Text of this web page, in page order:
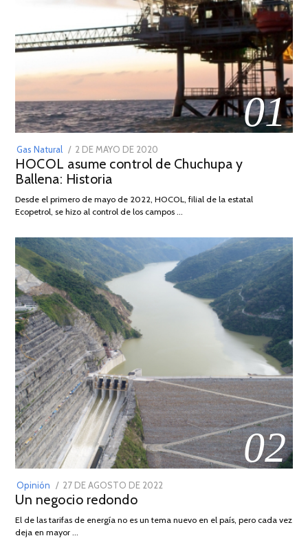
01
Gas Natural
POSTED
ON
2 DE MAYO DE 2020
DE
2026
HOCOL asume control de Chuchupa y
Ballena: Historia
Desde el primero de mayo de 2022, HOCOL, filial de la estatal
Ecopetrol, se hizo al control de los campos …
02
Opinión
POSTED
ON
27 DE AGOSTO DE 2022
DE
Un negocio redondo
El de las tarifas de energía no es un tema nuevo en el país, pero cada vez
deja en mayor …